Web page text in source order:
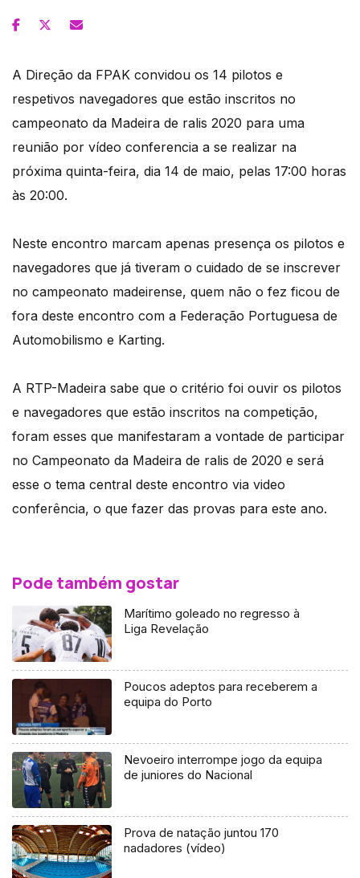
A Direção da FPAK convidou os 14 pilotos e
respetivos navegadores que estão inscritos no
campeonato da Madeira de ralis 2020 para uma
reunião por vídeo conferencia a se realizar na
próxima quinta-feira, dia 14 de maio, pelas 17:00 horas
às 20:00.
Neste encontro marcam apenas presença os pilotos e
navegadores que já tiveram o cuidado de se inscrever
no campeonato madeirense, quem não o fez ficou de
fora deste encontro com a Federação Portuguesa de
Automobilismo e Karting.
A RTP-Madeira sabe que o critério foi ouvir os pilotos
e navegadores que estão inscritos na competição,
foram esses que manifestaram a vontade de participar
no Campeonato da Madeira de ralis de 2020 e será
esse o tema central deste encontro via video
conferência, o que fazer das provas para este ano.
Pode também gostar
Marítimo goleado no regresso à
Liga Revelação
Poucos adeptos para receberem a
equipa do Porto
Nevoeiro interrompe jogo da equipa
de juniores do Nacional
Prova de natação juntou 170
nadadores (vídeo)